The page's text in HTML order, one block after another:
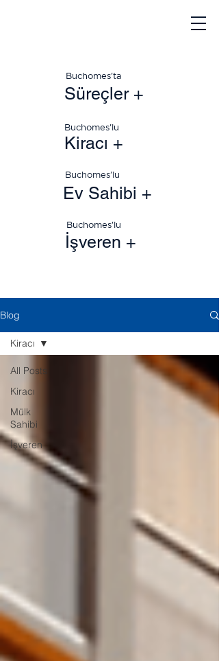
Buchomes'ta
Süreçler +
Buchomes'lu
Kiracı +
Buchomes'lu
Ev Sahibi +
Buchomes'lu
İşveren +
Blog
All Posts
Kiracı
Mülk
Sahibi
İşveren
Kiracı